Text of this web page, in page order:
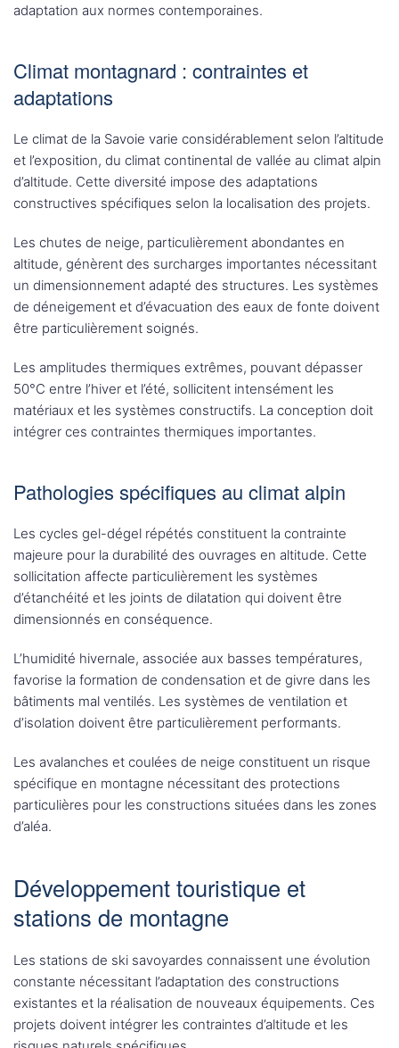
adaptation aux normes contemporaines.
Climat montagnard : contraintes et
adaptations
Le climat de la Savoie varie considérablement selon l’altitude
et l’exposition, du climat continental de vallée au climat alpin
d’altitude. Cette diversité impose des adaptations
constructives spécifiques selon la localisation des projets.
Les chutes de neige, particulièrement abondantes en
altitude, génèrent des surcharges importantes nécessitant
un dimensionnement adapté des structures. Les systèmes
de déneigement et d’évacuation des eaux de fonte doivent
être particulièrement soignés.
Les amplitudes thermiques extrêmes, pouvant dépasser
50°C entre l’hiver et l’été, sollicitent intensément les
matériaux et les systèmes constructifs. La conception doit
intégrer ces contraintes thermiques importantes.
Pathologies spécifiques au climat alpin
Les cycles gel-dégel répétés constituent la contrainte
majeure pour la durabilité des ouvrages en altitude. Cette
sollicitation affecte particulièrement les systèmes
d’étanchéité et les joints de dilatation qui doivent être
dimensionnés en conséquence.
L’humidité hivernale, associée aux basses températures,
favorise la formation de condensation et de givre dans les
bâtiments mal ventilés. Les systèmes de ventilation et
d’isolation doivent être particulièrement performants.
Les avalanches et coulées de neige constituent un risque
spécifique en montagne nécessitant des protections
particulières pour les constructions situées dans les zones
d’aléa.
Développement touristique et
stations de montagne
Les stations de ski savoyardes connaissent une évolution
constante nécessitant l’adaptation des constructions
existantes et la réalisation de nouveaux équipements. Ces
projets doivent intégrer les contraintes d’altitude et les